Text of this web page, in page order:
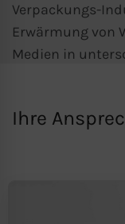
Verpackungs-
Erwärmung von
Medien in
Ihre